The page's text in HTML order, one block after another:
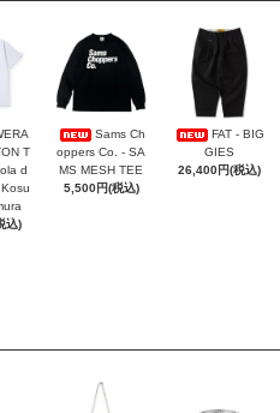
T
d
込)
Sams Ch
oppers Co. - SA
MS MESH TEE
5,500円(税込)
FAT - BIG
GIES
26,400円(税込)